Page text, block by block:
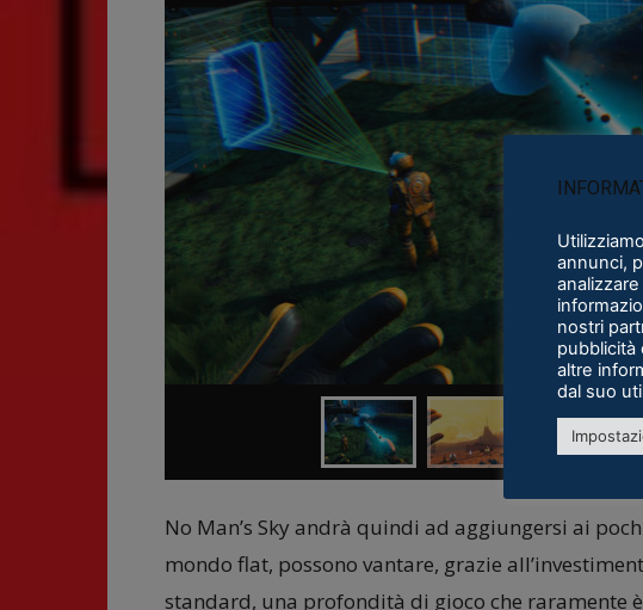
No Man’s Sky andrà quindi ad aggiungersi ai
mondo flat, possono vantare, grazie
standard, una profondità di gioco che raramente
annunci,
nostri
pubblicità
altre
dal suo